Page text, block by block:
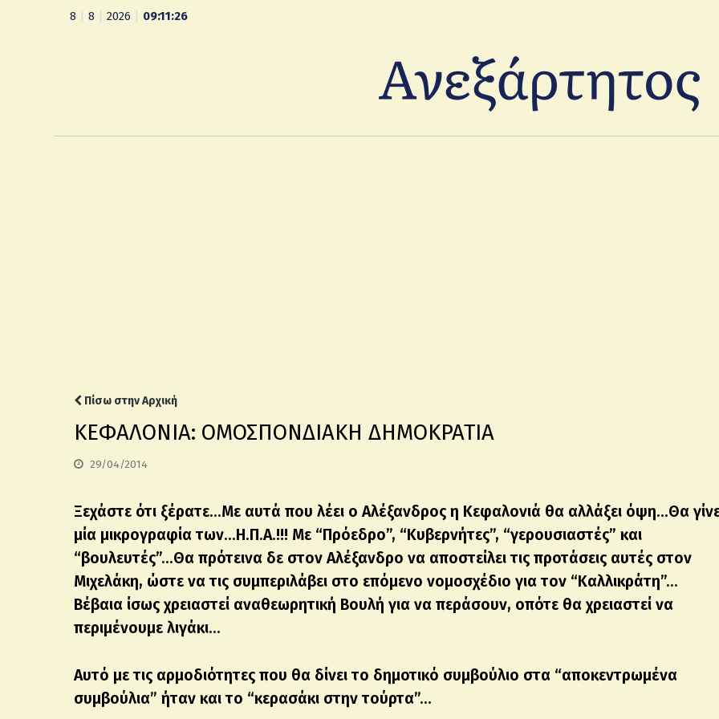
8 8 2026 09:11:27
Πίσω στην Αρχική
ΚΕΦΑΛΟΝΙΑ: ΟΜΟΣΠΟΝΔΙΑKH ΔΗΜΟΚΡΑΤΙΑ
29/04/2014
Ξεχάστε ότι ξέρατε…Με αυτά που λέει ο Αλέξανδρος η Κεφαλονιά θα αλλάξει όψη…Θα
μία μικρογραφία των…Η.Π.Α.!!! Με “Πρόεδρο”, “Κυβερνήτες”, “γερουσιαστές” και
“βουλευτές”…Θα πρότεινα δε στον Αλέξανδρο να αποστείλει τις προτάσεις αυτές στον
Μιχελάκη, ώστε να τις συμπεριλάβει στο επόμενο νομοσχέδιο για τον “Καλλικράτη”…
Βέβαια ίσως χρειαστεί αναθεωρητική Βουλή για να περάσουν, οπότε θα χρειαστεί να
περιμένουμε λιγάκι…
Αυτό με τις αρμοδιότητες που θα δίνει το δημοτικό συμβούλιο στα “αποκεντρωμένα
συμβούλια” ήταν και το “κερασάκι στην τούρτα”…